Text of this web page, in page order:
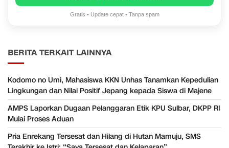
Gratis • Update cepat • Tanpa spam
BERITA TERKAIT LAINNYA
Kodomo no Umi, Mahasiswa KKN Unhas Tanamkan Kepedulian
Lingkungan dan Nilai Positif Jepang kepada Siswa di Majene
AMPS Laporkan Dugaan Pelanggaran Etik KPU Sulbar, DKPP RI
Mulai Proses Aduan
Pria Enrekang Tersesat dan Hilang di Hutan Mamuju, SMS